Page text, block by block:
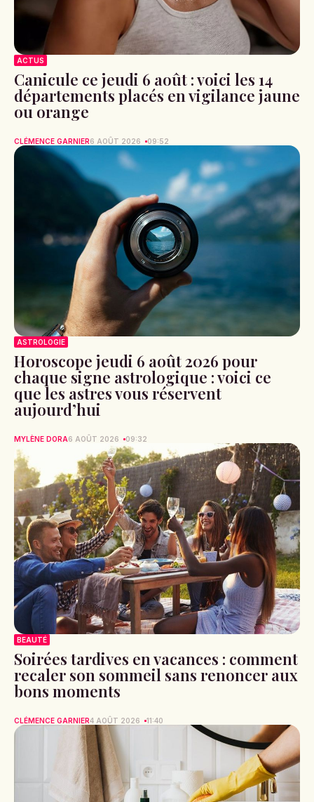
ACTUS
Canicule ce jeudi 6 août : voici les 14
départements placés en vigilance jaune
ou orange
CLÉMENCE GARNIER6 AOÛT 2026 09:52
ASTROLOGIE
Horoscope jeudi 6 août 2026 pour
chaque signe astrologique : voici ce
que les astres vous réservent
aujourd’hui
MYLÈNE DORA6 AOÛT 2026 09:32
BEAUTÉ
Soirées tardives en vacances : comment
recaler son sommeil sans renoncer aux
bons moments
CLÉMENCE GARNIER4 AOÛT 2026 11:40